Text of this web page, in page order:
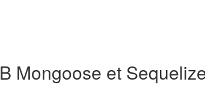
Mongoose et